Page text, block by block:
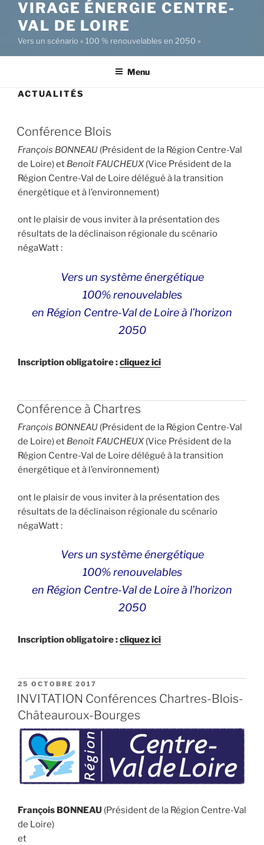
VIRAGE ÉNERGIE CENTRE-
VAL DE LOIRE
Vers un scénario « 100 % renouvelables en 2050 »
Menu
ACTUALITÉS
Conférence Blois
François BONNEAU (Président de la Région Centre-Val
de Loire) et Benoît FAUCHEUX (Vice Président de la
Région Centre-Val de Loire délégué à la transition
énergétique et à l’environnement)
ont le plaisir de vous inviter à la présentation des
résultats de la déclinaison régionale du scénario
négaWatt :
Vers un système énergétique
100% renouvelables
en Région Centre-Val de Loire à l’horizon
2050
Inscription obligatoire :cliquez ici
Conférence à Chartres
François BONNEAU (Président de la Région Centre-Val
de Loire) et Benoît FAUCHEUX (Vice Président de la
Région Centre-Val de Loire délégué à la transition
énergétique et à l’environnement)
ont le plaisir de vous inviter à la présentation des
résultats de la déclinaison régionale du scénario
négaWatt :
Vers un système énergétique
100% renouvelables
en Région Centre-Val de Loire à l’horizon
2050
Inscription obligatoire :cliquez ici
PUBLIÉ
LE
25 OCTOBRE 2017
INVITATION Conférences Chartres-Blois-
Châteauroux-Bourges
François BONNEAU (Président de la Région Centre-Val
de Loire)
et